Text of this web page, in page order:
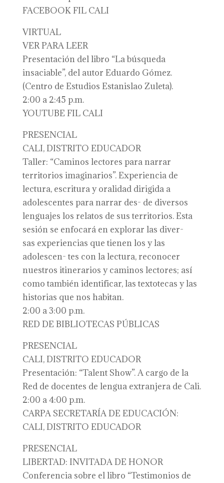
FACEBOOK FIL CALI
VIRTUAL
VER PARA LEER
Presentación del libro “La búsqueda
insaciable”, del autor Eduardo Gómez.
(Centro de Estudios Estanislao Zuleta).
2:00 a 2:45 p.m.
YOUTUBE FIL CALI
PRESENCIAL
CALI, DISTRITO EDUCADOR
Taller: “Caminos lectores para narrar
territorios imaginarios”. Experiencia de
lectura, escritura y oralidad dirigida a
adolescentes para narrar des- de diversos
lenguajes los relatos de sus territorios. Esta
sesión se enfocará en explorar las diver-
sas experiencias que tienen los y las
adolescen- tes con la lectura, reconocer
nuestros itinerarios y caminos lectores; así
como también identificar, las textotecas y las
historias que nos habitan.
2:00 a 3:00 p.m.
RED DE BIBLIOTECAS PÚBLICAS
PRESENCIAL
CALI, DISTRITO EDUCADOR
Presentación: “Talent Show”. A cargo de la
Red de docentes de lengua extranjera de Cali.
2:00 a 4:00 p.m.
CARPA SECRETARÍA DE EDUCACIÓN:
CALI, DISTRITO EDUCADOR
PRESENCIAL
LIBERTAD: INVITADA DE HONOR
Conferencia sobre el libro “Testimonios de